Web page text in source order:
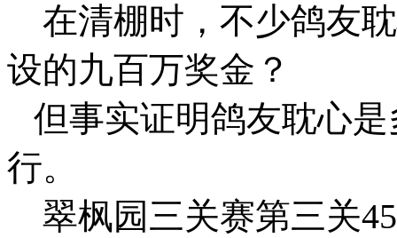
在清棚时，不少鸽友
设的九百万奖金？
但事实证明鸽友耽心
行。
翠枫园三关赛第三关